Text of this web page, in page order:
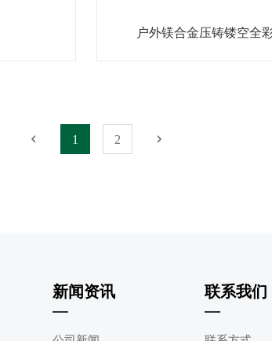
户外镁合金压铸镂空全
1 2
新闻资讯 联系我们